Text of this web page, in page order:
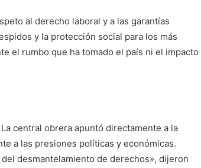
al derecho laboral y a las garantías
y la protección social para los más
el rumbo que ha tomado el país ni el impacto
central obrera apuntó directamente a la
a las presiones políticas y económicas.
desmantelamiento de derechos», dijeron